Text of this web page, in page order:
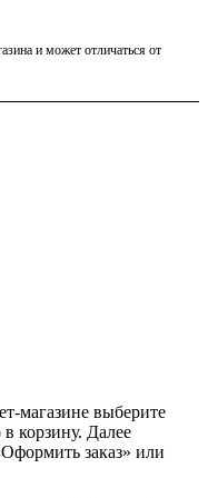
и может отличаться от
магазине выберите
корзину. Далее
заказ» или